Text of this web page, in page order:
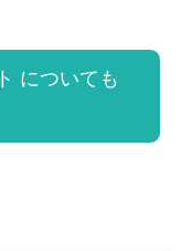
についても